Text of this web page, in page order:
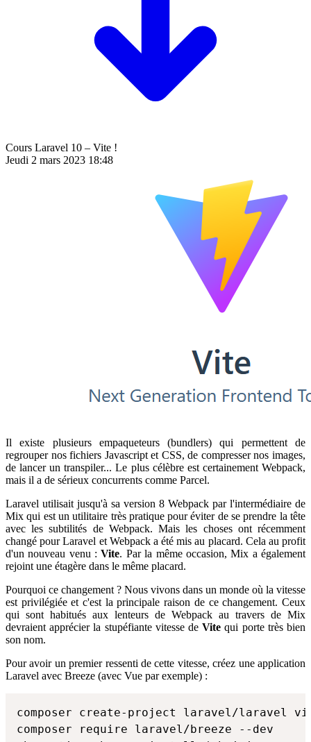
Cours Laravel 10 – Vite !
Jeudi 2 mars 2023 18:48
Il existe plusieurs empaqueteurs (bundlers) qui permettent de
regrouper nos fichiers Javascript et CSS, de compresser nos images,
de lancer un transpiler... Le plus célèbre est certainement Webpack,
mais il a de sérieux concurrents comme Parcel.
Laravel utilisait jusqu'à sa version 8 Webpack par l'intermédiaire de
Mix qui est un utilitaire très pratique pour éviter de se prendre la tête
avec les subtilités de Webpack. Mais les choses ont récemment
changé pour Laravel et Webpack a été mis au placard. Cela au profit
d'un nouveau venu :Vite. Par la même occasion, Mix a également
rejoint une étagère dans le même placard.
Pourquoi ce changement ? Nous vivons dans un monde où la vitesse
est privilégiée et c'est la principale raison de ce changement. Ceux
qui sont habitués aux lenteurs de Webpack au travers de Mix
devraient apprécier la stupéfiante vitesse deVite qui porte très bien
son nom.
Pour avoir un premier ressenti de cette vitesse, créez une application
Laravel avec Breeze (avec Vue par exemple) :
composer create-project laravel/laravel
composer require laravel/breeze --dev